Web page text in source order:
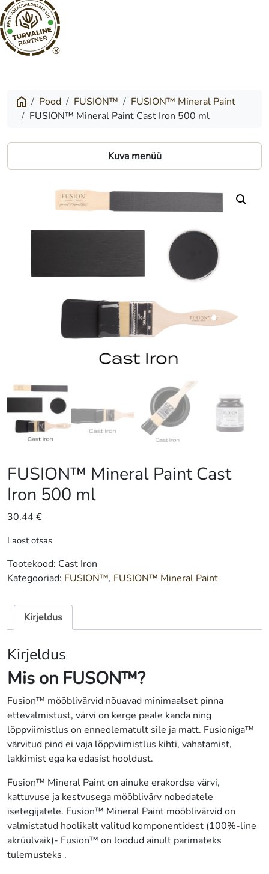
®
Paint
Cast
Iron
500
Pood FUSION™
FUSION™ Mineral Paint
FUSION™ Mineral Paint Cast Iron 500 ml
Kuva menüü
FUSION™ Mineral Paint Cast
Iron 500 ml
30.44 €
Laost otsas
Tootekood: Cast Iron
Kategooriad: FUSION™, FUSION™ Mineral Paint
Kirjeldus
Kirjeldus
Mis on FUSON™?
Fusion™ mööblivärvid nõuavad minimaalset pinna
ettevalmistust, värvi on kerge peale kanda ning
lõppviimistlus on enneolematult sile ja matt. Fusioniga™
värvitud pind ei vaja lõppviimistlus kihti, vahatamist,
lakkimist ega ka edasist hooldust.
Fusion™ Mineral Paint on ainuke erakordse värvi,
kattuvuse ja kestvusega mööblivärv nobedatele
isetegijatele. Fusion™ Mineral Paint mööblivärvid on
valmistatud hoolikalt valitud komponentidest (100%-line
akrüülvaik)- Fusion™ on loodud ainult parimateks
tulemusteks .